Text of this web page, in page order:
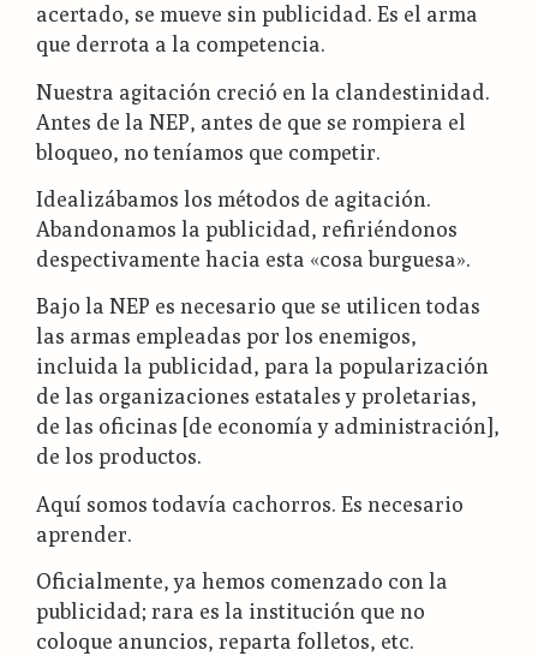
acertado, se mueve sin publicidad. Es el arma
que derrota a la competencia.
Nuestra agitación creció en la clandestinidad.
Antes de la NEP, antes de que se rompiera el
bloqueo, no teníamos que competir.
Idealizábamos los métodos de agitación.
Abandonamos la publicidad, refiriéndonos
despectivamente hacia esta «cosa burguesa».
Bajo la NEP es necesario que se utilicen todas
las armas empleadas por los enemigos,
incluida la publicidad, para la popularización
de las organizaciones estatales y proletarias,
de las oficinas [de economía y administración],
de los productos.
Aquí somos todavía cachorros. Es necesario
aprender.
Oficialmente, ya hemos comenzado con la
publicidad; rara es la institución que no
coloque anuncios, reparta folletos, etc.